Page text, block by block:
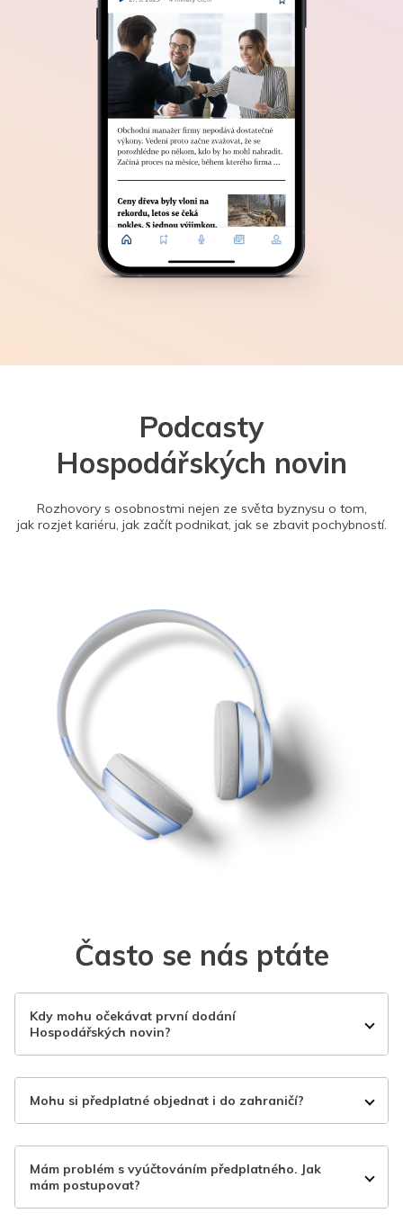
Podcasty
Hospodářských novin
Rozhovory s osobnostmi nejen ze světa byznysu o tom,
jak rozjet kariéru, jak začít podnikat, jak se zbavit pochybností.
Často se nás ptáte
Kdy mohu očekávat první dodání
Hospodářských novin?
Mohu si předplatné objednat i do zahraničí?
Mám problém s vyúčtováním předplatného. Jak
mám postupovat?